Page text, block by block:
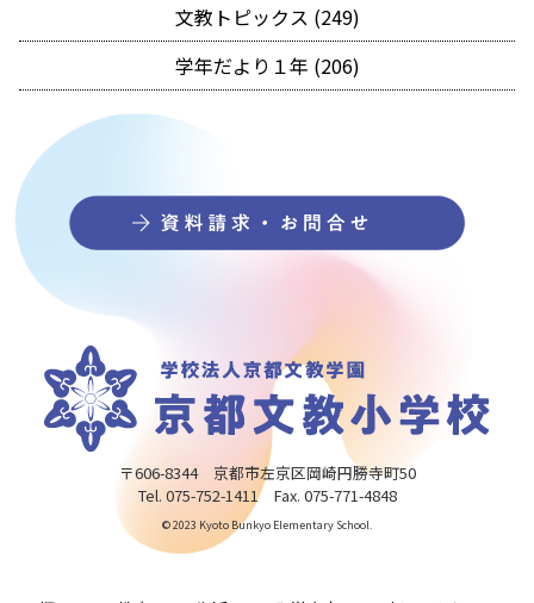
文教トピックス (249)
学年だより１年 (206)
〒606-8344 京都市左京区岡崎円勝寺町50
Tel. 075-752-1411 Fax. 075-771-4848
© 2023 Kyoto Bunkyo Elementary School.